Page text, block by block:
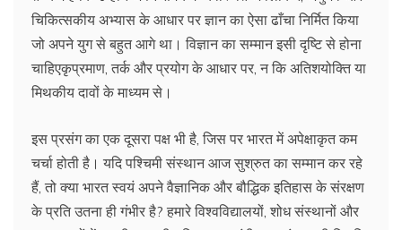
चिकित्सकीय अभ्यास के आधार पर ज्ञान का ऐसा ढाँचा निर्मित किया
जो अपने युग से बहुत आगे था। विज्ञान का सम्मान इसी दृष्टि से होना
चाहिएकृप्रमाण, तर्क और प्रयोग के आधार पर, न कि अतिशयोक्ति या
मिथकीय दावों के माध्यम से।
इस प्रसंग का एक दूसरा पक्ष भी है, जिस पर भारत में अपेक्षाकृत कम
चर्चा होती है। यदि पश्चिमी संस्थान आज सुश्रुत का सम्मान कर रहे
हैं, तो क्या भारत स्वयं अपने वैज्ञानिक और बौद्धिक इतिहास के संरक्षण
के प्रति उतना ही गंभीर है? हमारे विश्वविद्यालयों, शोध संस्थानों और